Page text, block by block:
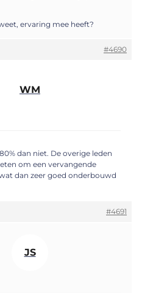
ervaring mee heeft?
#4690
WM
dan niet. De overige leden
om een vervangende
dan zeer goed onderbouwd
#4691
JS